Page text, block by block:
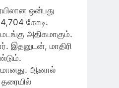
ஒன்பது
கோடி.
அதிகமாகும்.
இதனுடன், மாதிரி
ஆனால்